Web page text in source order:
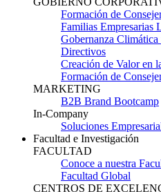
Formación de
Familias Empresarias
Gobernanza
Directivos
Creación de Valor en
Formación de
MARKETING
B2B Brand Bootcamp
In-Company
Soluciones
Facultad e Investigación
FACULTAD
Conoce a nuestra
Facultad Global
CENTROS DE